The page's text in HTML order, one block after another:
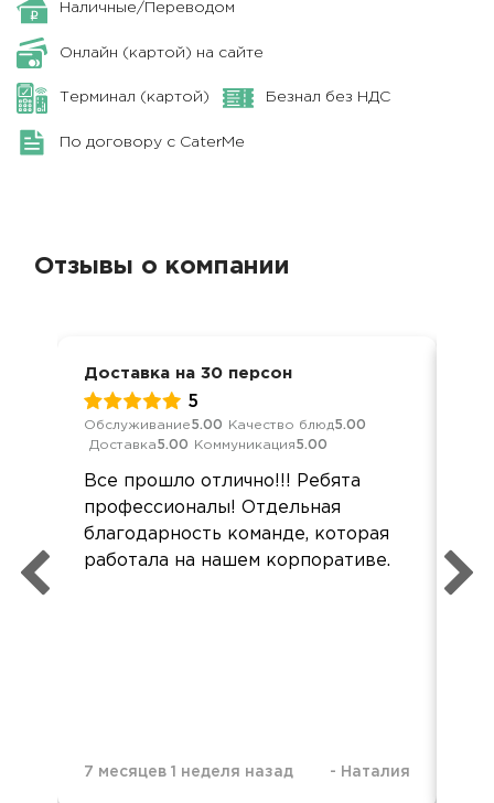
Наличные/Переводом
Онлайн (картой) на сайте
Терминал (картой) Безнал без НДС
По договору с CaterMe
Отзывы о компании
Доставка на 30 персон
5
Обслуживание5.00 Качество блюд5.00
Доставка5.00 Коммуникация5.00
Все прошло отлично!!! Ребята
профессионалы! Отдельная
благодарность команде, которая
работала на нашем корпоративе.
7 месяцев 1 неделя назад - Наталия
но